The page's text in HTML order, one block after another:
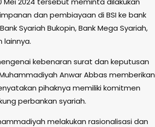
dan pembiayaan di BSI ke bank
Syariah Bukopin, Bank Mega Syariah,
lainnya.
kebenaran surat dan keputusan
Anwar Abbas memberikan
pihaknya memiliki komitmen
perbankan syariah.
melakukan rasionalisasi dan